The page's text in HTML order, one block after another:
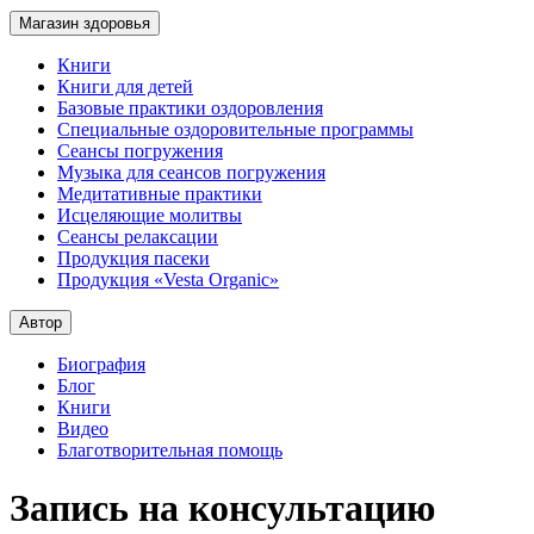
Магазин здоровья
Книги
Книги для детей
Базовые практики оздоровления
Специальные оздоровительные программы
Сеансы погружения
Музыка для сеансов погружения
Медитативные практики
Исцеляющие молитвы
Сеансы релаксации
Продукция пасеки
Продукция «Vesta Organic»
Автор
Биография
Блог
Книги
Видео
Благотворительная помощь
Запись на консультацию